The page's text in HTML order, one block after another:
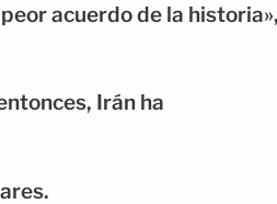
acuerdo de la
Irán ha